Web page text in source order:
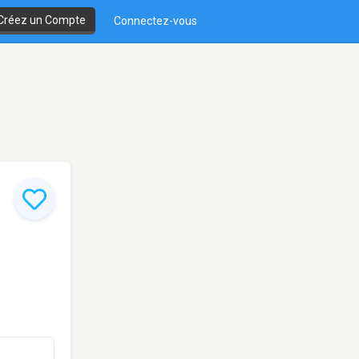
un Compte Connectez-vous